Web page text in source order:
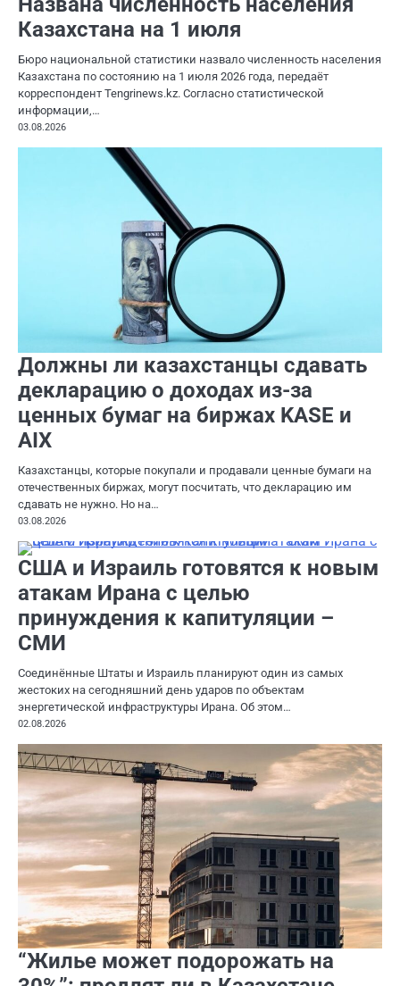
Казахстана на 1 июля
Бюро национальной статистики назвало численность населения
Казахстана по состоянию на 1 июля 2026 года, передаёт
корреспондент Tengrinews.kz. Согласно статистической
информации,…
03.08.2026
Должны ли казахстанцы сдавать
декларацию о доходах из-за
ценных бумаг на биржах KASE и
AIX
Казахстанцы, которые покупали и продавали ценные бумаги на
отечественных биржах, могут посчитать, что декларацию им
сдавать не нужно. Но на…
03.08.2026
США и Израиль готовятся к новым
атакам Ирана с целью
принуждения к капитуляции –
СМИ
Соединённые Штаты и Израиль планируют один из самых
жестоких на сегодняшний день ударов по объектам
энергетической инфраструктуры Ирана. Об этом…
02.08.2026
“Жилье может подорожать на